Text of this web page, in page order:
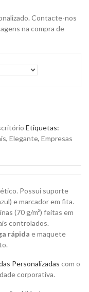
Contacte-nos
na compra de
Etiquetas:
, Elegante, Empresas
Possui suporte
e marcador em fita.
(70 g/m²) feitas em
controlados.
rápida e maquete
Personalizadas com o
corporativa.